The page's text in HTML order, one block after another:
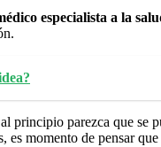
especialista a la
principio parezca que se
es momento de pensar